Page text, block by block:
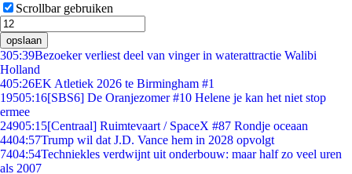
Scrollbar gebruiken
opslaan
305:39Bezoeker verliest deel van vinger in waterattractie Walibi
Holland
405:26EK Atletiek 2026 te Birmingham #1
19505:16[SBS6] De Oranjezomer #10 Helene je kan het niet stop
ermee
24905:15[Centraal] Ruimtevaart / SpaceX #87 Rondje oceaan
4404:57Trump wil dat J.D. Vance hem in 2028 opvolgt
7404:54Techniekles verdwijnt uit onderbouw: maar half zo veel uren
als 2007